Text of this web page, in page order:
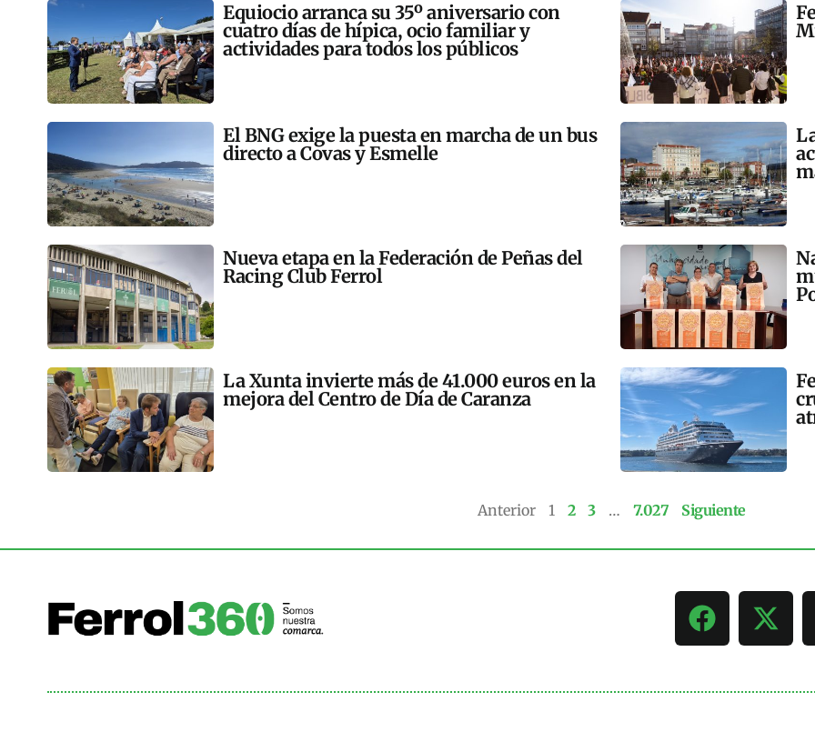
Equiocio arranca su 35º aniversario con
cuatro días de hípica, ocio familiar y
actividades para todos los públicos
El BNG exige la puesta en marcha de un bus
directo a Covas y Esmelle
Nueva etapa en la Federación de Peñas del
Racing Club Ferrol
La Xunta invierte más de 41.000 euros en la
mejora del Centro de Día de Caranza
Anterior 1 2 3 … 7.027 Siguiente